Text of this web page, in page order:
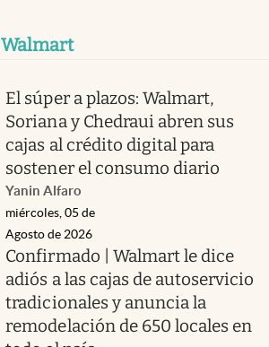
Walmart
El súper a plazos: Walmart,
Soriana y Chedraui abren sus
cajas al crédito digital para
sostener el consumo diario
Yanin Alfaro
miércoles, 05 de
Agosto de 2026
Confirmado | Walmart le dice
adiós a las cajas de autoservicio
tradicionales y anuncia la
remodelación de 650 locales en